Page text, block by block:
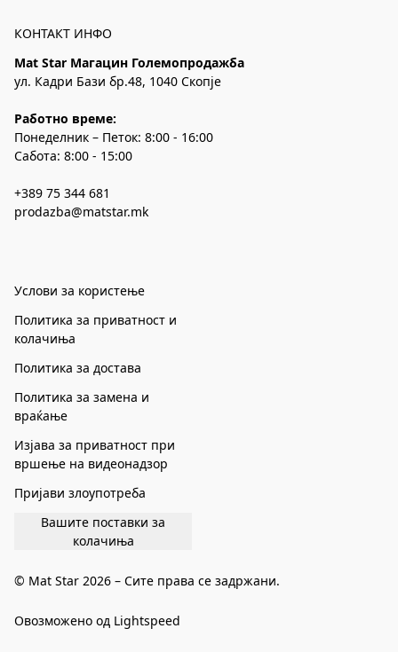
КОНТАКТ ИНФО
Mat Star Магацин Големопродажба
ул. Кадри Бази бр.48, 1040 Скопје
Работно време:
Понеделник – Петок: 8:00 - 16:00
Сабота: 8:00 - 15:00
+389 75 344 681
prodazba@matstar.mk
Услови за користење
Политика за приватност и
колачиња
Политика за достава
Политика за замена и
враќање
Изјава за приватност при
вршење на видеонадзор
Пријави злоупотреба
Вашите поставки за
колачиња
© Mat Star 2026 – Сите права се задржани.
Овозможено од Lightspeed